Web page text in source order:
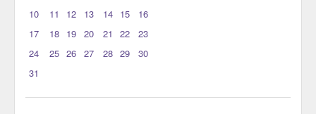
10
11 12 13 14 15
16
17
18 19 20 21 22
23
24
25 26 27 28 29
30
31